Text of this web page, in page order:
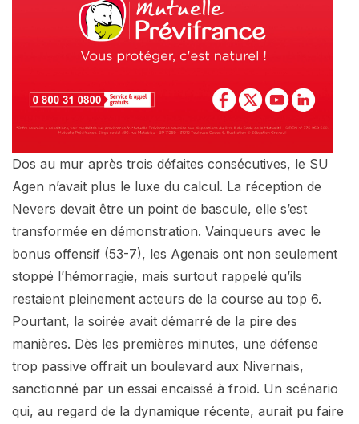
Dos au mur après trois défaites consécutives, le SU
Agen n’avait plus le luxe du calcul. La réception de
Nevers devait être un point de bascule, elle s’est
transformée en démonstration. Vainqueurs avec le
bonus offensif (53-7), les Agenais ont non seulement
stoppé l’hémorragie, mais surtout rappelé qu’ils
restaient pleinement acteurs de la course au top 6.
Pourtant, la soirée avait démarré de la pire des
manières. Dès les premières minutes, une défense
trop passive offrait un boulevard aux Nivernais,
sanctionné par un essai encaissé à froid. Un scénario
qui, au regard de la dynamique récente, aurait pu faire